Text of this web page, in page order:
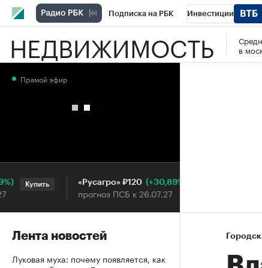
Подписка на РБК Инвестиции
РБК Вино Спорт Школа
НЕДВИЖИМОСТЬ
в
Прямой эфир
Купить «Русагро» ₽120 (+30,89%)
прогноз ПСБ к 26.07.27
Лента новостей
Луковая муха: почему появляется, как